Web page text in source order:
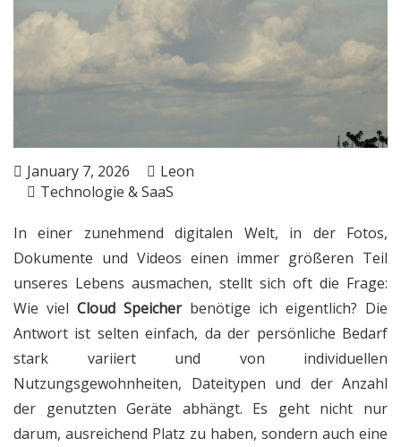
January 7, 2026
Leon
Technologie & SaaS
In einer zunehmend digitalen Welt, in der Fotos,
Dokumente und Videos einen immer größeren Teil
unseres Lebens ausmachen, stellt sich oft die Frage:
Wie viel Cloud Speicherbenötige ich eigentlich? Die
Antwort ist selten einfach, da der persönliche Bedarf
stark variiert und von individuellen
Nutzungsgewohnheiten, Dateitypen und der Anzahl
der genutzten Geräte abhängt. Es geht nicht nur
darum, ausreichend Platz zu haben, sondern auch eine